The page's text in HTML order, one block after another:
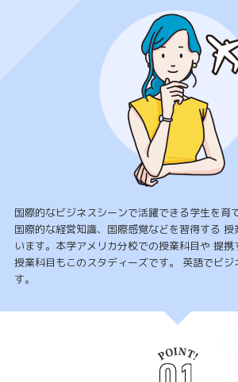
国際的なビジネスシーンで活躍できる学生を育
国際的な経営知識、国際感覚などを習得する 授
います。本学アメリカ分校での授業科目や 提携
授業科目もこのスタディーズです。
英語でビジ
す。